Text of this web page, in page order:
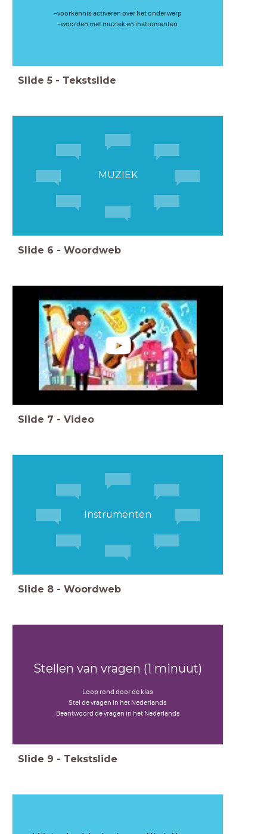
-voorkennis activeren over het onderwerp
-woorden met muziek en instrumenten
Slide 5 - Tekstslide
MUZIEK
Slide 6 - Woordweb
Slide 7 - Video
Instrumenten
Slide 8 - Woordweb
Stellen van vragen (1 minuut)
Loop rond door de klas
Stel de vragen in het Nederlands
Beantwoord de vragen in het Nederlands
Slide 9 - Tekstslide